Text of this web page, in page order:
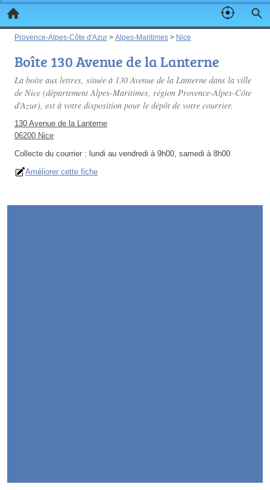
Provence-Alpes-Côte d'Azur > Alpes-Maritimes > Nice
Boîte 130 Avenue de la Lanterne
La boite aux lettres, située à 130 Avenue de la Lanterne dans la ville
de Nice (département Alpes-Maritimes, région Provence-Alpes-Côte
d'Azur), est à votre disposition pour le dépôt de votre courrier.
130 Avenue de la Lanterne
06200 Nice
Collecte du courrier : lundi au vendredi à 9h00, samedi à 8h00
Améliorer cette fiche